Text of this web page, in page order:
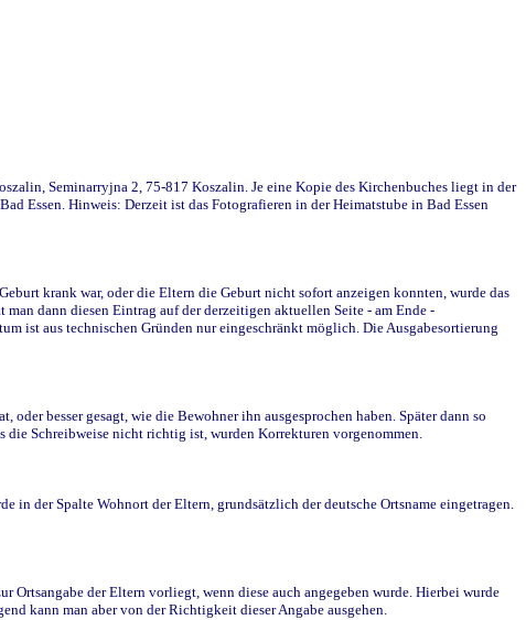
Seminarryjna 2, 75-817 Koszalin. Je eine Kopie des Kirchenbuches liegt in der
Essen. Hinweis: Derzeit ist das Fotografieren in der Heimatstube in Bad Essen
krank war, oder die Eltern die Geburt nicht sofort anzeigen konnten, wurde das
dann diesen Eintrag auf der derzeitigen aktuellen Seite - am Ende -
ist aus technischen Gründen nur eingeschränkt möglich. Die Ausgabesortierung
besser gesagt, wie die Bewohner ihn ausgesprochen haben. Später dann so
Schreibweise nicht richtig ist, wurden Korrekturen vorgenommen.
der Spalte Wohnort der Eltern, grundsätzlich der deutsche Ortsname eingetragen.
Ortsangabe der Eltern vorliegt, wenn diese auch angegeben wurde. Hierbei wurde
kann man aber von der Richtigkeit dieser Angabe ausgehen.